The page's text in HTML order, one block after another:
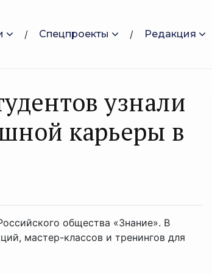
Спецпроекты Редакция
узнали
карьеры в
общества «Знание». В
мастер-классов и тренингов для